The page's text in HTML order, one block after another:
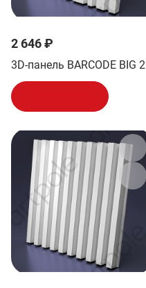
2 646 ₽
3D-панель BARCODE BIG 2